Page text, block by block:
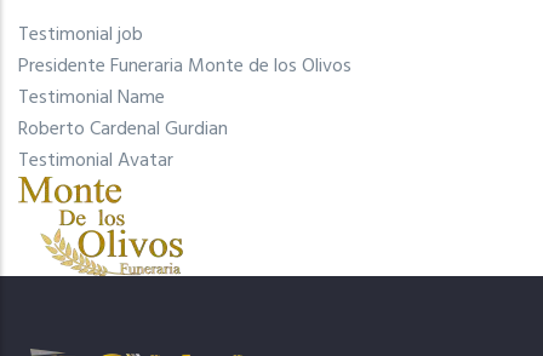
Testimonial job
Presidente Funeraria Monte de los Olivos
Testimonial Name
Roberto Cardenal Gurdian
Testimonial Avatar